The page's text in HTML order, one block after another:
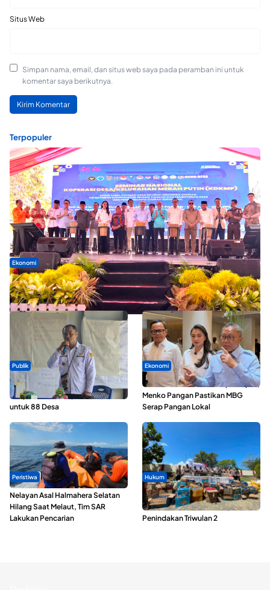
Situs Web
Simpan nama, email, dan situs web saya pada peramban ini untuk
komentar saya berikutnya.
Terpopuler
Ekonomi
Seminar di Ternate, Mendes Perkuat Sinergi Percepatan
Kopdes Merah Putih
Publik
ABDESI Morotai Apresiasi
Penyaluran ADD Rp3,13 Miliar
untuk 88 Desa
Ekonomi
SPPG di Maluku Utara Dipercepat,
Menko Pangan Pastikan MBG
Serap Pangan Lokal
Peristiwa
Nelayan Asal Halmahera Selatan
Hilang Saat Melaut, Tim SAR
Lakukan Pencarian
Hukum
Polda Maluku Utara Musnahkan
Ribuan Liter Miras Hasil Operasi
Penindakan Triwulan 2